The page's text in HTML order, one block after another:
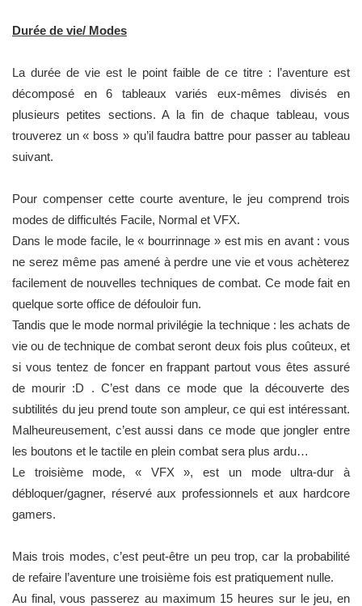
Durée de vie/ Modes
La durée de vie est le point faible de ce titre : l’aventure est
décomposé en 6 tableaux variés eux-mêmes divisés en
plusieurs petites sections. A la fin de chaque tableau, vous
trouverez un « boss » qu’il faudra battre pour passer au tableau
suivant.
Pour compenser cette courte aventure, le jeu comprend trois
modes de difficultés Facile, Normal et VFX.
Dans le mode facile, le « bourrinnage » est mis en avant : vous
ne serez même pas amené à perdre une vie et vous achèterez
facilement de nouvelles techniques de combat. Ce mode fait en
quelque sorte office de défouloir fun.
Tandis que le mode normal privilégie la technique : les achats de
vie ou de technique de combat seront deux fois plus coûteux, et
si vous tentez de foncer en frappant partout vous êtes assuré
de mourir :D . C’est dans ce mode que la découverte des
subtilités du jeu prend toute son ampleur, ce qui est intéressant.
Malheureusement, c’est aussi dans ce mode que jongler entre
les boutons et le tactile en plein combat sera plus ardu…
Le troisième mode, « VFX », est un mode ultra-dur à
débloquer/gagner, réservé aux professionnels et aux hardcore
gamers.
Mais trois modes, c’est peut-être un peu trop, car la probabilité
de refaire l’aventure une troisième fois est pratiquement nulle.
Au final, vous passerez au maximum 15 heures sur le jeu, en